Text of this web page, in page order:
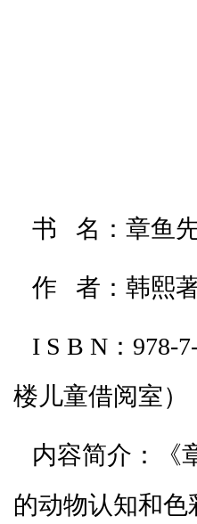
书 名：章鱼
作 者：韩熙
I S B N： 978-
楼儿童借阅室）
内容简介：《
的动物认知和